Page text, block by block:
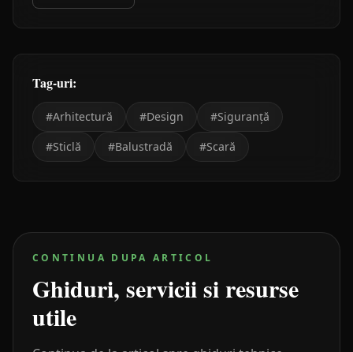
Tag-uri:
#Arhitectură #Design #Siguranță
#Sticlă #Balustradă #Scară
CONTINUA DUPA ARTICOL
Ghiduri, servicii si resurse
utile